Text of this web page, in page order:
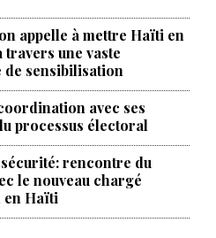
appelle à mettre Haïti en
une vaste
de sensibilisation
avec ses
processus électoral
rencontre du
le nouveau chargé
en Haïti
et de
africaine